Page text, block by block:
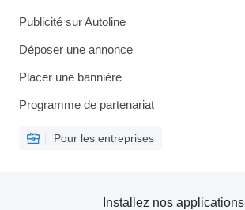
Publicité sur Autoline
Déposer une annonce
Placer une bannière
Programme de partenariat
Pour les entreprises
Installez nos applications